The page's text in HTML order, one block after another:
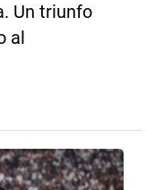
Un triunfo
al